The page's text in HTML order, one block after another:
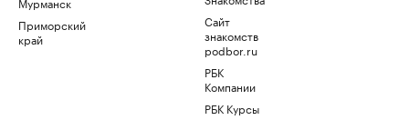
Приморский
край
Сайт
знакомств
podbor.ru
РБК
Компании
РБК Курсы